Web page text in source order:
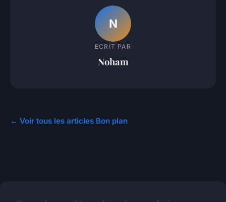
N
ECRIT PAR
Noham
← Voir tous les articles Bon plan